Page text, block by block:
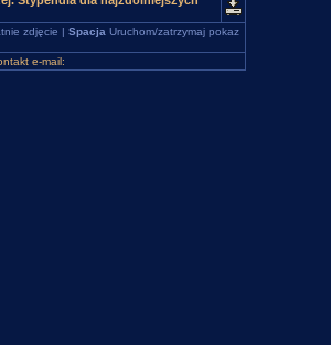
zdjęcie | Spacja Uruchom/zatrzymaj pokaz
e-mail: